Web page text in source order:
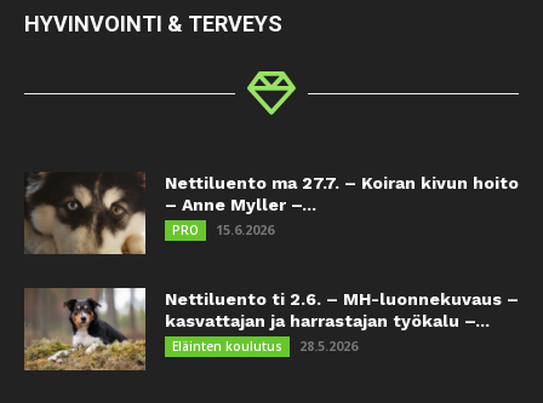
HYVINVOINTI & TERVEYS
Nettiluento ma 27.7. – Koiran kivun hoito
– Anne Myller –...
PRO 15.6.2026
Nettiluento ti 2.6. – MH-luonnekuvaus –
kasvattajan ja harrastajan työkalu –...
Eläinten koulutus 28.5.2026